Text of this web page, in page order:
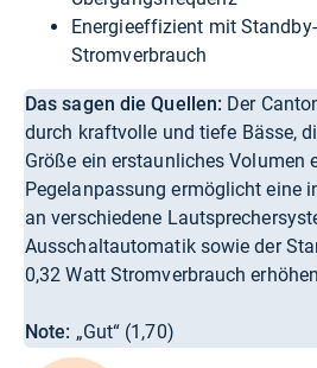
Energieeffizient mit
Stromverbrauch
Das sagen die Quellen: Der
durch kraftvolle und tiefe Bässe,
Größe ein erstaunliches Volumen
Pegelanpassung ermöglicht eine
an verschiedene
Ausschaltautomatik sowie der
0,32 Watt Stromverbrauch
Note: „Gut“ (1,70)